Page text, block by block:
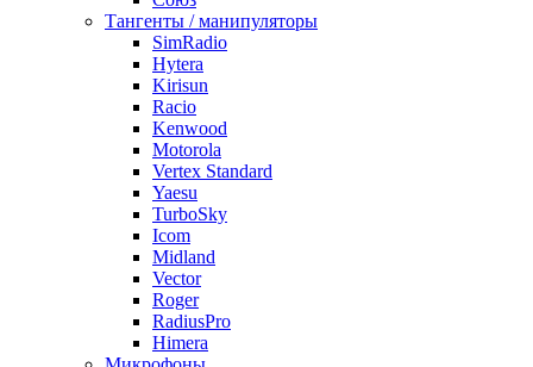
Тангенты / манипуляторы
SimRadio
Hytera
Kirisun
Racio
Kenwood
Motorola
Vertex Standard
Yaesu
TurboSky
Icom
Midland
Vector
Roger
RadiusPro
Himera